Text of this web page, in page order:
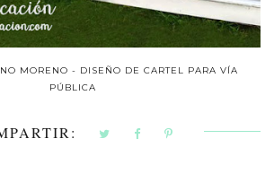
MORENO - DISEÑO DE CARTEL PARA VÍA
PÚBLICA